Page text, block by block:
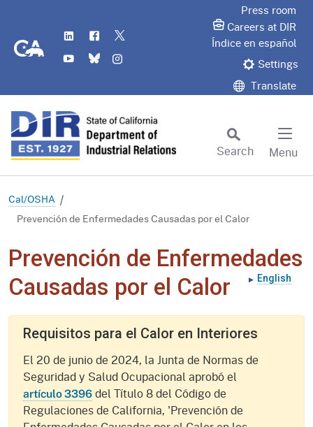
CA.gov
LinkedIn
Flickr
YouTube
Bluesky
Press room
Careers at DIR
Índice en español
Settings
Translate
Search
Menu
Cal/OSHA
Prevención de Enfermedades Causadas por el Calor
Prevención de Enfermedades
Causadas por el Calor
English
Requisitos para el Calor en Interiores
El 20 de junio de 2024, la Junta de Normas de
Seguridad y Salud Ocupacional aprobó el
artículo 3396 del Título 8 del Código de
Regulaciones de California, 'Prevención de